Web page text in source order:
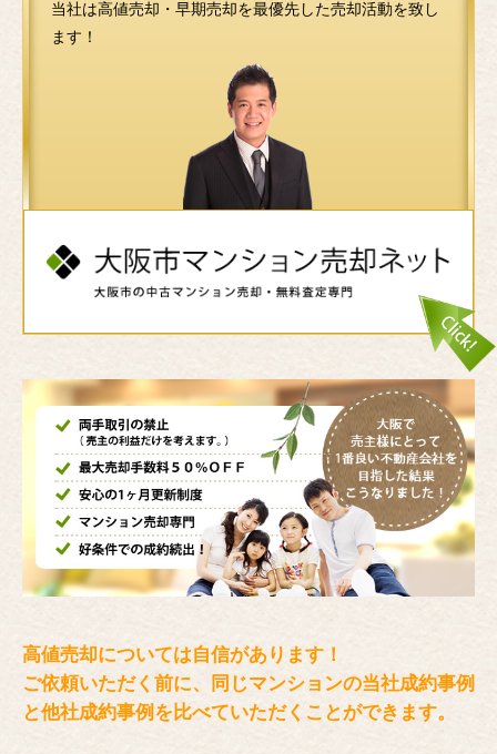
当社は高値売却・早期売却を最優先した売却活動を致し
ます！
高値売却については自信があります！
ご依頼いただく前に、同じマンションの当社成約事例
と他社成約事例を比べていただくことができます。